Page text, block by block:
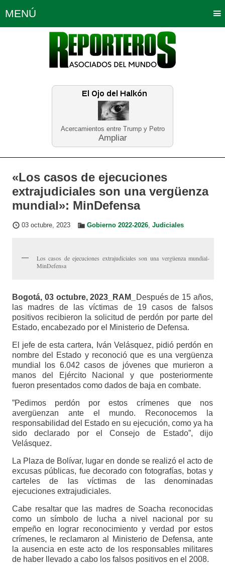
Acercamientos entre Trump y Petro
Ampliar
MENÚ
Política Opinión Bogotá
Planeta Tierra Deportes
Educación Neira
«Los casos de ejecuciones
extrajudiciales son una vergüenza
mundial»: MinDefensa
03 octubre, 2023 Gobierno 2022-2026, Judiciales
Los casos de ejecuciones extrajudiciales son una vergüenza mundial-
MinDefensa
Bogotá, 03 octubre, 2023_RAM_
Después de 15 años,
las madres de las víctimas de 19 casos de falsos
positivos recibieron la solicitud de perdón por parte del
Estado, encabezado por el Ministerio de Defensa.
El jefe de esta cartera, Iván Velásquez, pidió perdón en
nombre del Estado y reconoció que es una vergüenza
mundial los 6.042 casos de jóvenes que murieron a
manos del Ejército Nacional y que posteriormente
fueron presentados como dados de baja en combate.
”Pedimos perdón por estos crímenes que nos
avergüenzan ante el mundo. Reconocemos la
responsabilidad del Estado en su ejecución, como ya ha
sido declarado por el Consejo de Estado”, dijo
Velásquez.
La Plaza de Bolívar, lugar en donde se realizó el acto de
excusas públicas, fue decorado con fotografías, botas y
carteles de las víctimas de las denominadas
ejecuciones extrajudiciales.
Cabe resaltar que las madres de Soacha reconocidas
como un símbolo de lucha a nivel nacional por su
empeño en lograr reconocimiento y verdad por estos
crímenes, le reclamaron al Ministerio de Defensa, ante
la ausencia en este acto de los responsables militares
de haber llevado a cabo los falsos positivos en el 2008.